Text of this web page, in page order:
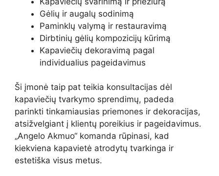
Gėlių ir augalų sodinimą
Paminklų valymą ir restauravimą
Dirbtinių gėlių kompozicijų kūrimą
Kapaviečių dekoravimą pagal
individualius pageidavimus
Ši įmonė taip pat teikia konsultacijas dėl
kapaviečių tvarkymo sprendimų, padeda
parinkti tinkamiausias priemones ir dekoracijas,
atsižvelgiant į klientų poreikius ir pageidavimus.
„Angelo Akmuo“ komanda rūpinasi, kad
kiekviena kapavietė atrodytų tvarkinga ir
estetiška visus metus.